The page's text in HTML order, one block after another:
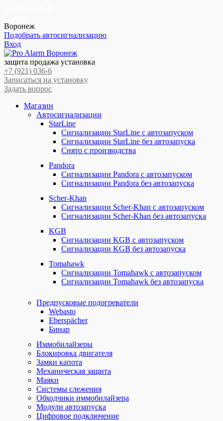
Воронеж
Подобрать автосигнализацию
Вход
Перейти
к
навигации
Перейти
к
содержимому
защита продажа установка
+7 (921) 036-6
Записаться на установку
Задать вопрос
Магазин
Автосигнализации
StarLine
Сигнализации StarLine с автозапуском
Сигнализации StarLine без автозапуска
Снято с производства
Pandora
Сигнализации Pandora с автозапуском
Сигнализации Pandora без автозапуска
Scher-Khan
Сигнализации Scher-Khan с автозапуском
Сигнализации Scher-Khan без автозапуска
KGB
Сигнализации KGB с автозапуском
Сигнализации KGB без автозапуска
Tomahawk
Сигнализации Tomahawk с автозапуском
Сигнализации Tomahawk без автозапуска
Предпусковые подогреватели
Webasto
Eberspächer
Бинар
Иммобилайзеры
Блокировка двигателя
Замки капота
Механическая защита
Маяки
Системы слежения
Обходчики иммобилайзера
Модули автозапуска
Цифровое подключение